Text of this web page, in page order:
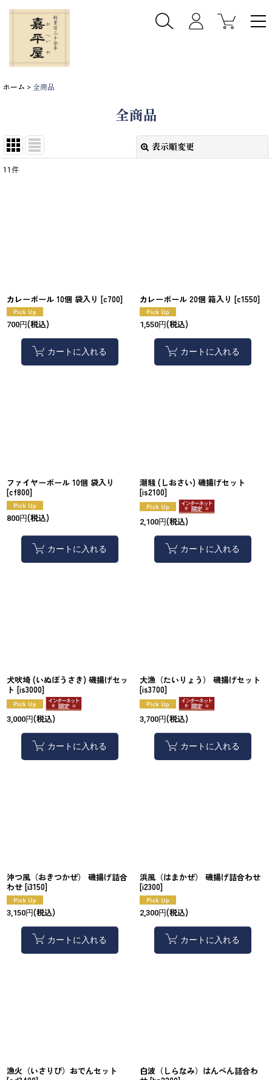
ホーム > 全商品
全商品
表示順変更
11 件
カレーボール 10個 袋入り [c700]
700円(税込)
カートに入れる
カレーボール 20個 箱入り [c1550]
1,550円(税込)
カートに入れる
ファイヤーボール 10個 袋入り
[cf800]
800円(税込)
カートに入れる
潮騒 (しおさい) 磯揚げセット
[is2100]
2,100円(税込)
カートに入れる
犬吠埼 (いぬぼうさき) 磯揚げセッ
ト [is3000]
3,000円(税込)
カートに入れる
大漁（たいりょう） 磯揚げセット
[is3700]
3,700円(税込)
カートに入れる
沖つ風（おきつかぜ） 磯揚げ詰合
わせ [i3150]
3,150円(税込)
カートに入れる
浜風（はまかぜ） 磯揚げ詰合わせ
[i2300]
2,300円(税込)
カートに入れる
漁火（いさりび）おでんセット
白波（しらなみ）はんぺん詰合わ